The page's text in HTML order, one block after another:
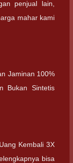
penjual lain,
mahar kami
Jaminan 100%
Bukan Sintetis
Kembali 3X
bisa